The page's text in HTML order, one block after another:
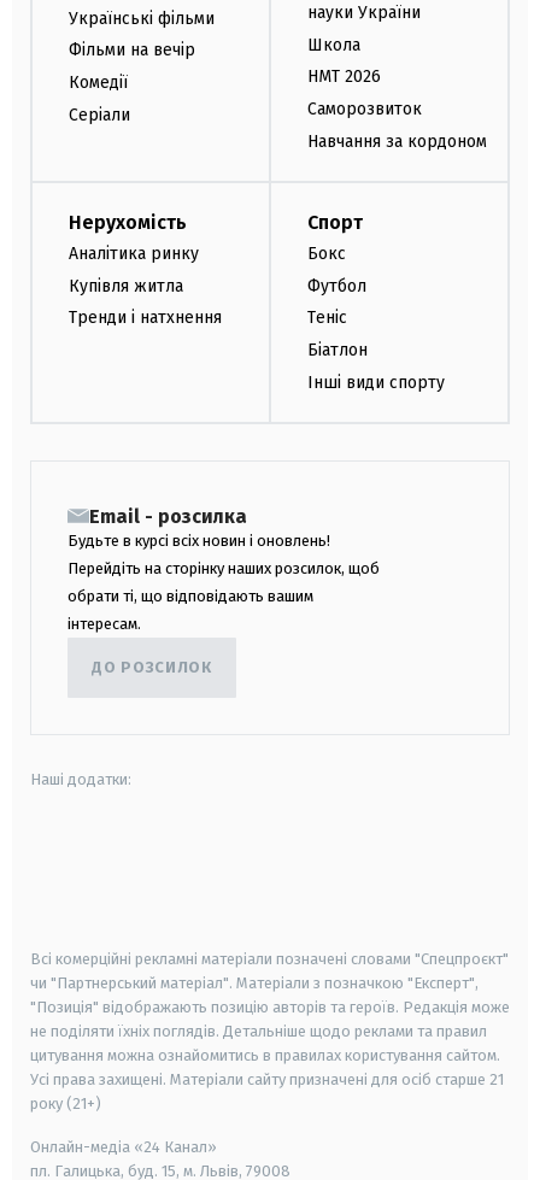
Українські фільми
Фільми на вечір
Комедії
Серіали
науки України
Школа
НМТ 2026
Саморозвиток
Навчання за кордоном
Нерухомість
Аналітика ринку
Купівля житла
Тренди і натхнення
Спорт
Бокс
Футбол
Теніс
Біатлон
Інші види спорту
Email - розсилка
Будьте в курсі всіх новин і оновлень!
Перейдіть на сторінку наших розсилок, щоб
обрати ті, що відповідають вашим
інтересам.
ДО РОЗСИЛОК
Наші додатки:
Всі комерційні рекламні матеріали позначені словами "Спецпроєкт"
чи "Партнерський матеріал". Матеріали з позначкою "Експерт",
"Позиція" відображають позицію авторів та героїв. Редакція може
не поділяти їхніх поглядів. Детальніше щодо реклами та правил
цитування можна ознайомитись в правилах користування сайтом.
Усі права захищені. Матеріали сайту призначені для осіб старше 21
року (21+)
Онлайн-медіа «24 Канал»
пл. Галицька, буд. 15, м. Львів, 79008